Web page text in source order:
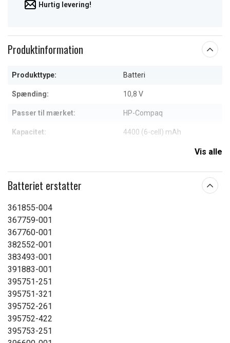
Hurtig levering!
Produktinformation
Produkttype: Batteri
Spænding: 10,8 V
Passer til mærket: HP-Compaq
Kapacitet: 4400 (6-cell) mAh
Vis alle
Batteriet erstatter
361855-004
367759-001
367760-001
382552-001
383493-001
391883-001
395751-251
395751-321
395752-261
395752-422
395753-251